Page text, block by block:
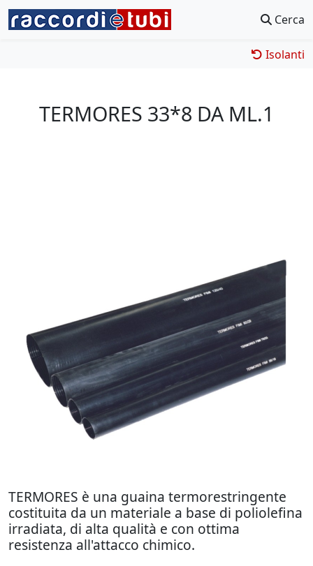
Cerca
Isolanti
TERMORES 33*8 DA ML.1
TERMORES è una guaina termorestringente
costituita da un materiale a base di poliolefina
irradiata, di alta qualità e con ottima
resistenza all'attacco chimico.